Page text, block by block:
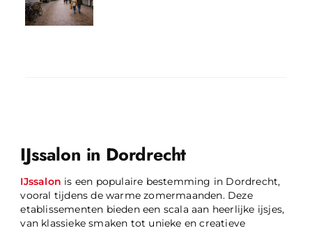
IJssalon in Dordrecht
IJssalon is een populaire bestemming in Dordrecht,
vooral tijdens de warme zomermaanden. Deze
etablissementen bieden een scala aan heerlijke ijsjes,
van klassieke smaken tot unieke en creatieve